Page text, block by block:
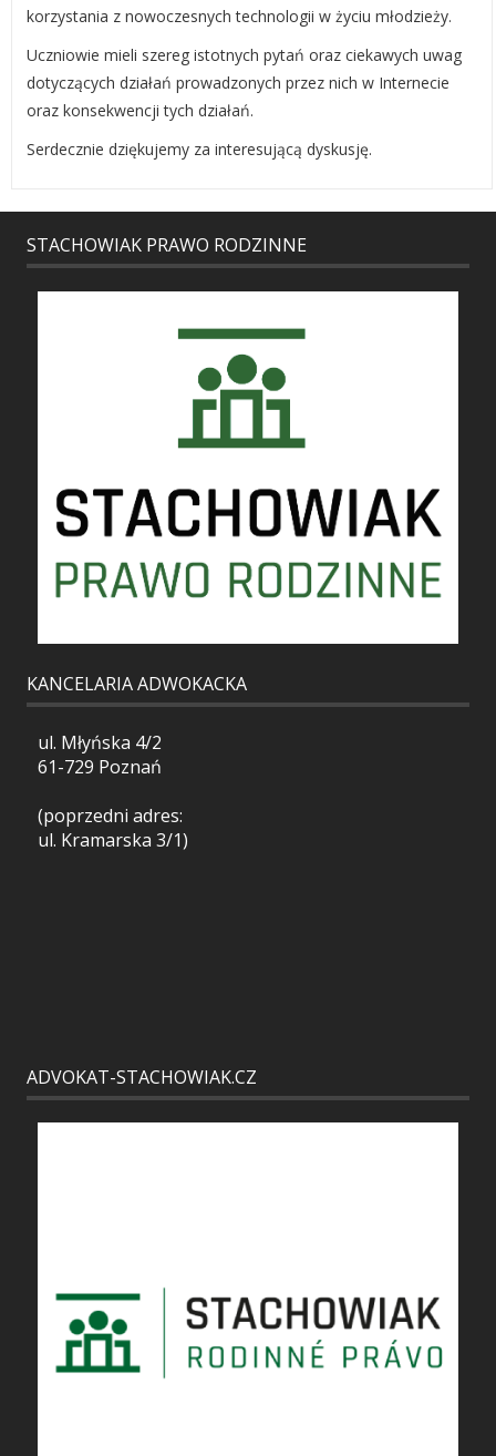
korzystania z nowoczesnych technologii w życiu młodzieży.
Uczniowie mieli szereg istotnych pytań oraz ciekawych uwag
dotyczących działań prowadzonych przez nich w Internecie
oraz konsekwencji tych działań.
Serdecznie dziękujemy za interesującą dyskusję.
STACHOWIAK PRAWO RODZINNE
KANCELARIA ADWOKACKA
ul. Młyńska 4/2
61-729 Poznań
(poprzedni adres:
ul. Kramarska 3/1)
ADVOKAT-STACHOWIAK.CZ